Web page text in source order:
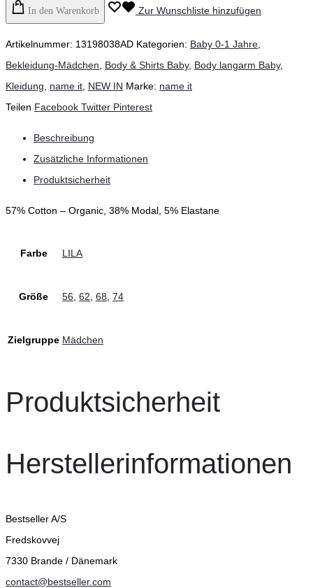
In den Warenkorb Zur Wunschliste hinzufügen
Artikelnummer: 13198038AD Kategorien: Baby 0-1 Jahre,
Bekleidung-Mädchen, Body & Shirts Baby, Body langarm Baby,
Kleidung, name it, NEW IN Marke: name it
Teilen Facebook Twitter Pinterest
Beschreibung
Zusätzliche Informationen
Produktsicherheit
57% Cotton – Organic, 38% Modal, 5% Elastane
Farbe LILA
Größe 56, 62, 68, 74
Zielgruppe Mädchen
Produktsicherheit
Herstellerinformationen
Bestseller A/S
Fredskovvej
7330 Brande / Dänemark
contact@bestseller.com